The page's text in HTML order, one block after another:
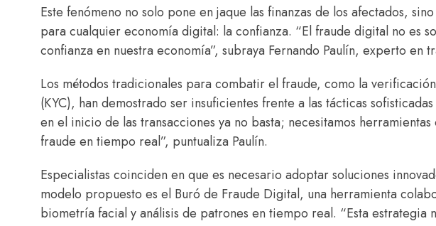
Este fenómeno no solo pone en jaque las finanzas de los afectados,
para cualquier economía digital: la confianza. “El fraude digital no es
confianza en nuestra economía”, subraya Fernando Paulín, experto en
Los métodos tradicionales para combatir el fraude, como la
(KYC), han demostrado ser insuficientes frente a las tácticas
en el inicio de las transacciones ya no basta; necesitamos
fraude en tiempo real”, puntualiza Paulín.
Especialistas coinciden en que es necesario adoptar soluciones
modelo propuesto es el Buró de Fraude Digital, una herramienta
biometría facial y análisis de patrones en tiempo real. “Esta estrategia